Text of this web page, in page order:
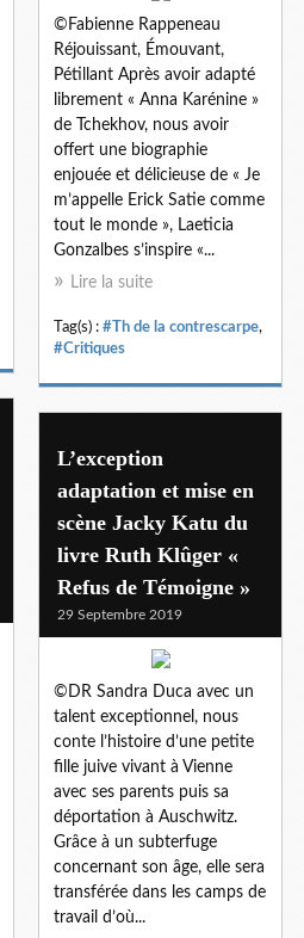
©Fabienne Rappeneau
Réjouissant, Émouvant,
Pétillant Après avoir adapté
librement « Anna Karénine »
de Tchekhov, nous avoir
offert une biographie
enjouée et délicieuse de « Je
m’appelle Erick Satie comme
tout le monde », Laeticia
Gonzalbes s’inspire «...
Lire la suite
Tag(s) : #Th de la contrescarpe,
#Critiques
L’exception
adaptation et mise en
scène Jacky Katu du
livre Ruth Klûger «
Refus de Témoigne »
29 Septembre 2019
©DR Sandra Duca avec un
talent exceptionnel, nous
conte l’histoire d’une petite
fille juive vivant à Vienne
avec ses parents puis sa
déportation à Auschwitz.
Grâce à un subterfuge
concernant son âge, elle sera
transférée dans les camps de
travail d’où...